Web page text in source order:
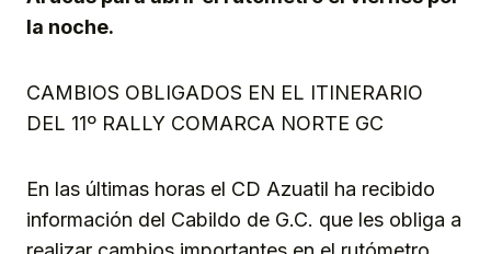
la noche.
CAMBIOS OBLIGADOS EN EL ITINERARIO
DEL 11º RALLY COMARCA NORTE GC
En las últimas horas el CD Azuatil ha recibido
información del Cabildo de G.C. que les obliga a